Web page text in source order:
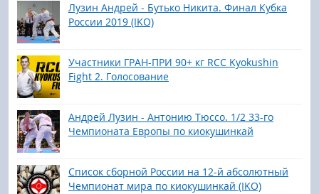
Лузин Андрей - Бутько Никита. Финал Кубка
России 2019 (IKO)
Участники ГРАН-ПРИ 90+ кг RCC Kyokushin
Fight 2. Голосование
Андрей Лузин - Антонию Тюссо. 1/2 33-го
Чемпионата Европы по киокушинкай
Список сборной России на 12-й абсолютный
Чемпионат мира по киокушинкай (IKO)